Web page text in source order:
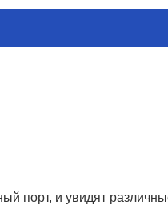
порт, и увидят